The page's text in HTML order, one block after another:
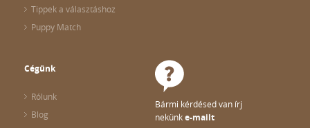
Tippek a választáshoz
Puppy Match
Cégünk
Rólunk
Blog
Bármi kérdésed van írj
nekünke-mailt